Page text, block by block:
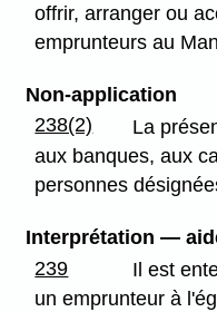
offrir, arranger ou
emprunteurs au
Non-application
238(2)
La
aux banques, aux
personnes
Interprétation —
239
Il est
un emprunteur à